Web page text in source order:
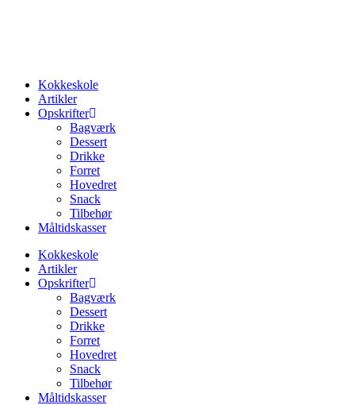
Kokkeskole
Artikler
Opskrifter
Bagværk
Dessert
Drikke
Forret
Hovedret
Snack
Tilbehør
Måltidskasser
Kokkeskole
Artikler
Opskrifter
Bagværk
Dessert
Drikke
Forret
Hovedret
Snack
Tilbehør
Måltidskasser